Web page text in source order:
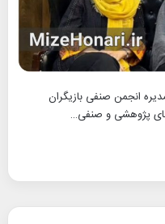
انجمن صنفی بازیگران
پژوهشی و صنفی…